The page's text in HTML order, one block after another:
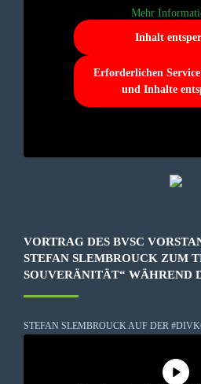
Mehr
Inhalt
Erforderlichen
und Inhalte
VORTRAG DES BVSC
STEFAN SLEMBROUCK ZUM
SOUVERÄNITÄT“ WÄHREND
STEFAN SLEMBROUCK AUF DER